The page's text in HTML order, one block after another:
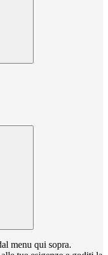
menu qui sopra.